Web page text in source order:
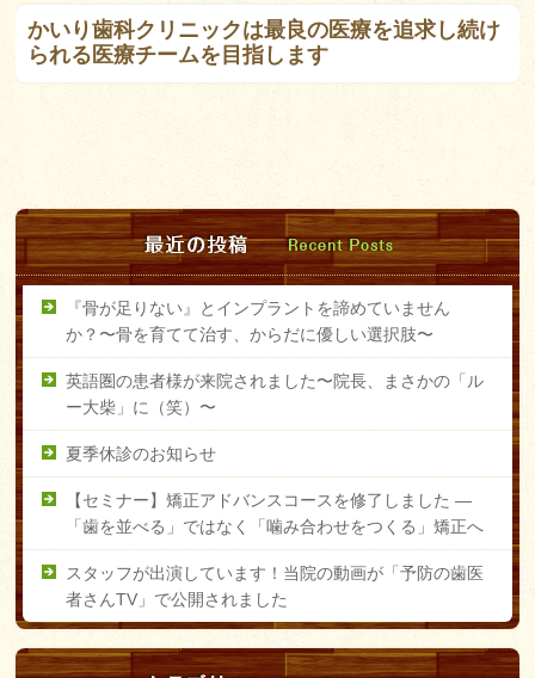
かいり歯科クリニックは最良の医療を追求し続け
られる医療チームを目指します
『骨が足りない』とインプラントを諦めていません
か？〜骨を育てて治す、からだに優しい選択肢〜
英語圏の患者様が来院されました〜院長、まさかの「ル
ー大柴」に（笑）〜
夏季休診のお知らせ
【セミナー】矯正アドバンスコースを修了しました ―
「歯を並べる」ではなく「噛み合わせをつくる」矯正へ
スタッフが出演しています！当院の動画が「予防の歯医
者さんTV」で公開されました